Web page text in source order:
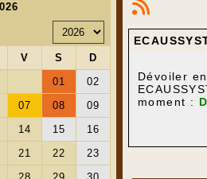
Dévoiler
moment :